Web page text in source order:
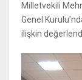
Milletvekili
Genel
ilişkin